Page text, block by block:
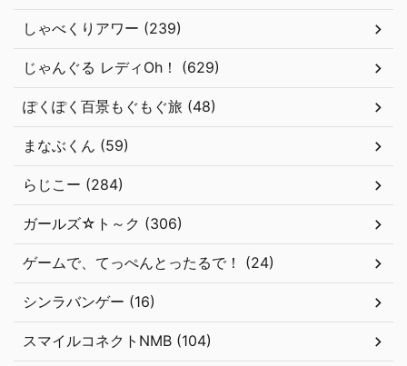
しゃべくりアワー (239)
じゃんぐる レディOh！ (629)
ぽくぽく百景もぐもぐ旅 (48)
まなぶくん (59)
らじこー (284)
ガールズ☆ト～ク (306)
ゲームで、てっぺんとったるで！ (24)
シンラバンゲー (16)
スマイルコネクトNMB (104)